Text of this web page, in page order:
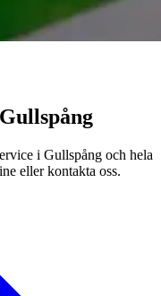
i Gullspång och hela
eller kontakta oss.